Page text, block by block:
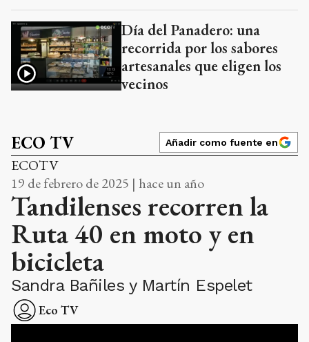
Día del Panadero: una
recorrida por los sabores
artesanales que eligen los
vecinos
ECO TV Añadir como fuente en
ECOTV
19 de febrero de 2025 | hace un año
Tandilenses recorren la
Ruta 40 en moto y en
bicicleta
Sandra Bañiles y Martín Espelet
Eco TV